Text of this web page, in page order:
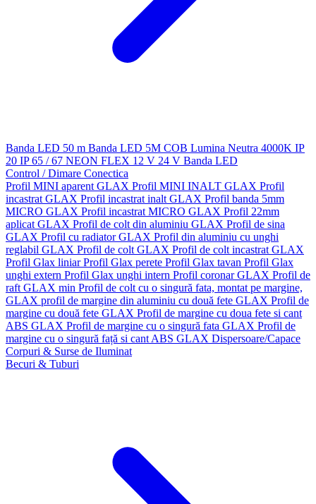
Banda LED 50 m Banda LED 5M COB Lumina Neutra 4000K IP
20 IP 65 / 67 NEON FLEX 12 V 24 V Banda LED
Control / Dimare Conectica
Profil MINI aparent GLAX Profil MINI INALT GLAX Profil
incastrat GLAX Profil incastrat inalt GLAX Profil banda 5mm
MICRO GLAX Profil incastrat MICRO GLAX Profil 22mm
aplicat GLAX Profil de colt din aluminiu GLAX Profil de sina
GLAX Profil cu radiator GLAX Profil din aluminiu cu unghi
reglabil GLAX Profil de colt GLAX Profil de colt incastrat GLAX
Profil Glax liniarProfil Glax perete Profil Glax tavan Profil Glax
unghi extern Profil Glax unghi intern Profil coronar GLAX Profil de
raft GLAX min Profil de colt cu o singură fata, montat pe margine,
GLAX profil de margine din aluminiu cu două fete GLAX Profil de
margine cu două fete GLAX Profil de margine cu doua fete si cant
ABS GLAX Profil de margine cu o singură fata GLAX Profil de
margine cu o singură față si cant ABS GLAX Dispersoare/Capace
Corpuri & Surse de Iluminat
Becuri & Tuburi